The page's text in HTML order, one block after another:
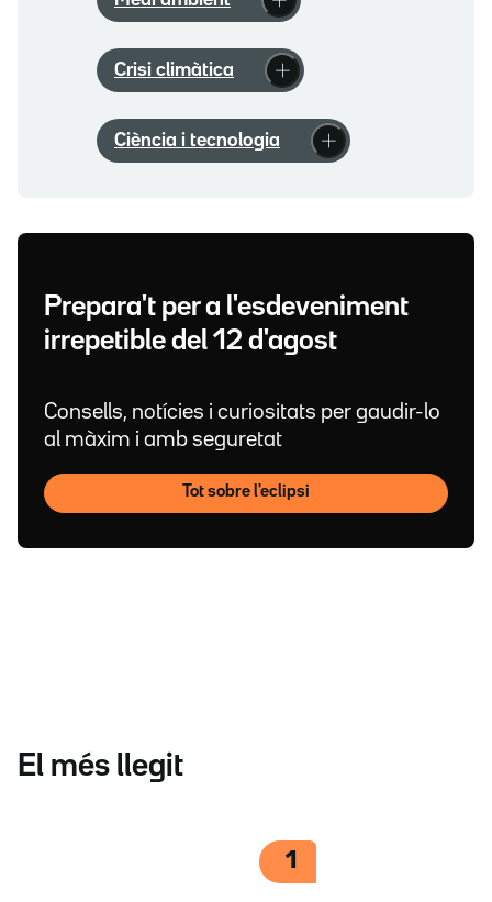
Crisi climàtica
Ciència i tecnologia
Prepara't per a l'esdeveniment
irrepetible del 12 d'agost
Consells, notícies i curiositats per gaudir-lo
al màxim i amb seguretat
Tot sobre l'eclipsi
El més llegit
1